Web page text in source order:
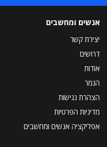
אנשים ומחשבים
יצירת קשר
דרושים
אודות
הנמר
הצהרת נגישות
מדיניות הפרטיות
אפליקציה אנשים ומחשבים